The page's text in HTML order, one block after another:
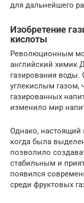
для дальнейшего
Изобретение
кислоты
Революционным
английский химик
газирования
углекислым газом,
газированных
изменило мир
Однако, настоящий
когда была
позволило
стабильным и
появился
среди фруктовых